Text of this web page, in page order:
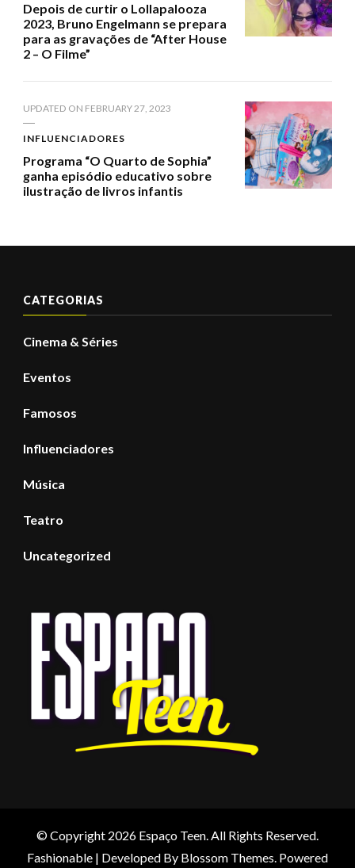
Depois de curtir o Lollapalooza
2023, Bruno Engelmann se prepara
para as gravações de “After House
2 – O Filme”
UPDATED ON FEBRUARY 27, 2023
INFLUENCIADORES
Programa “O Quarto de Sophia”
ganha episódio educativo sobre
ilustração de livros infantis
CATEGORIAS
Cinema & Séries
Eventos
Famosos
Influenciadores
Música
Teatro
Uncategorized
© Copyright 2026 Espaço Teen . All Rights Reserved.
Fashionable | Developed By Blossom Themes . Powered